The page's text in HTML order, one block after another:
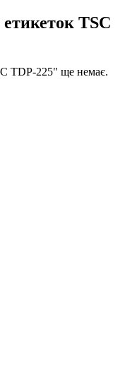
TSC
TDP-225" ще немає.